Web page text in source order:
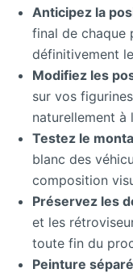
Anticipez la
final de chaque
définitivement
Modifiez les
sur vos
naturellement à
Testez le
blanc des
composition
Préservez les
et les
toute fin du
Peinture